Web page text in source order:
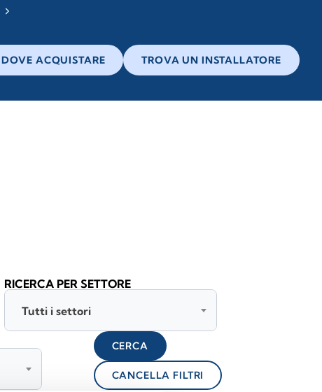
DOVE ACQUISTARE TROVA UN INSTALLATORE
RICERCA PER SETTORE
Tutti i settori
CERCA
CANCELLA FILTRI